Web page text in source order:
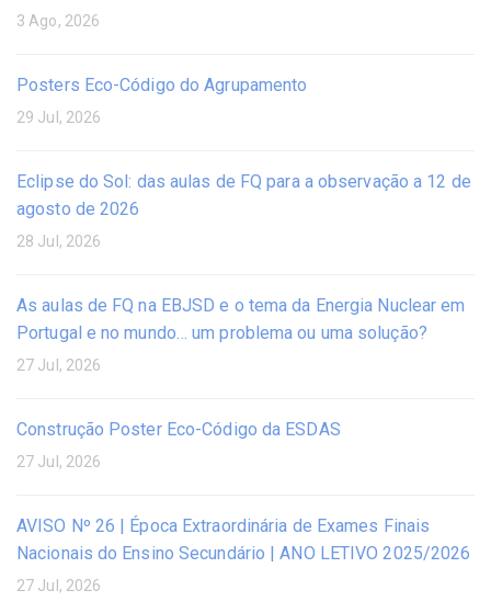
3 Ago, 2026
Posters Eco-Código do Agrupamento
29 Jul, 2026
Eclipse do Sol: das aulas de FQ para a observação a 12 de
agosto de 2026
28 Jul, 2026
As aulas de FQ na EBJSD e o tema da Energia Nuclear em
Portugal e no mundo… um problema ou uma solução?
27 Jul, 2026
Construção Poster Eco-Código da ESDAS
27 Jul, 2026
AVISO Nº 26 | Época Extraordinária de Exames Finais
Nacionais do Ensino Secundário | ANO LETIVO 2025/2026
27 Jul, 2026